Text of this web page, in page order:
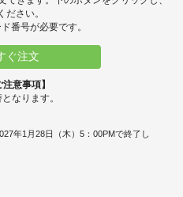
ださい。
番号が必要です。
ぐ注文
意事項】
なります。
年1月28日（木）5：00PMで終了し